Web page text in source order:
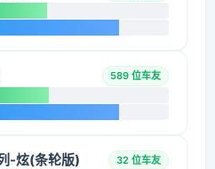
589 位车友
-炫(条轮版) 32 位车友